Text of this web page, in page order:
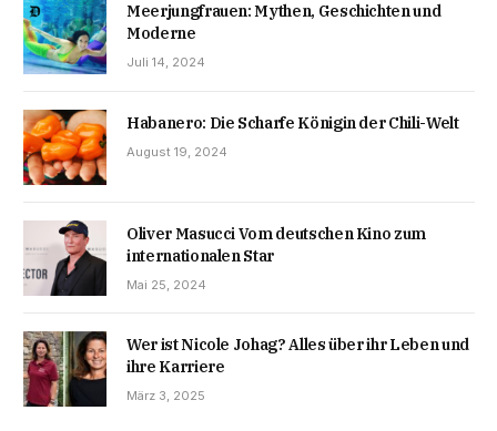
Meerjungfrauen: Mythen, Geschichten und
Moderne
Juli 14, 2024
Habanero: Die Scharfe Königin der Chili-Welt
August 19, 2024
Oliver Masucci Vom deutschen Kino zum
internationalen Star
Mai 25, 2024
Wer ist Nicole Johag? Alles über ihr Leben und
ihre Karriere
März 3, 2025